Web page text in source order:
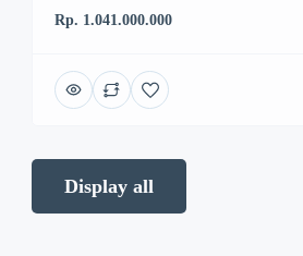
Rp. 1.041.000.000
Display all